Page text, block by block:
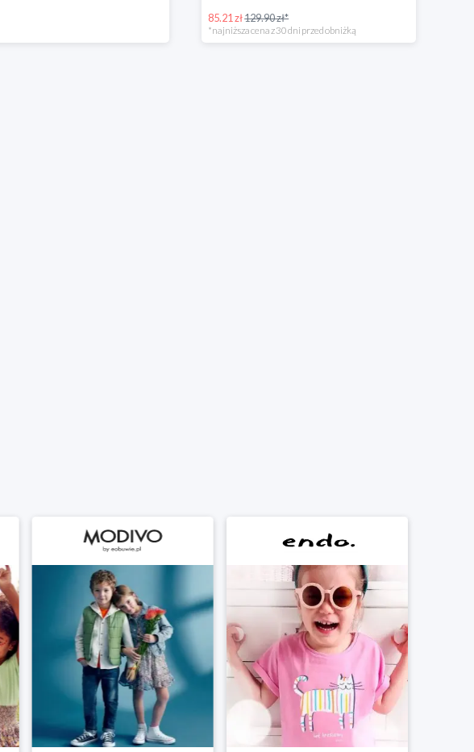
85.21 zł129.90 zł*
*najniższa cena z 30 dni przed obniżką